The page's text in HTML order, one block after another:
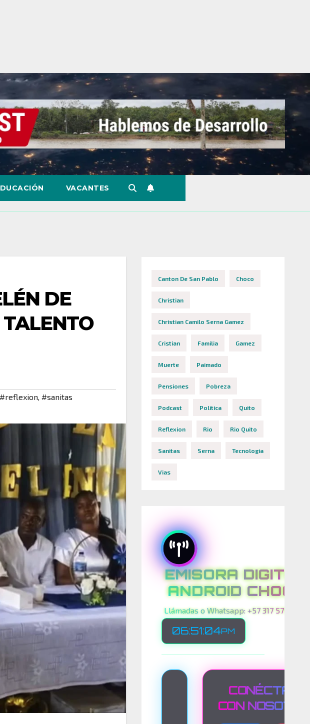
VACANTES
DE
#reflexion #sanitas
Canton De San Pablo Choco
Christian
Christian Camilo Serna Gamez
Cristian Familia Gamez
Muerte Paimado
Pensiones Pobreza
Podcast Politica Quito
Reflexion Rio Rio Quito
Sanitas Serna Tecnologia
Vias
EMISORA DIGITAL
ANDROID CHOCO
Llámadas o Whatsapp: +57 317 575 00 21
06:51:06PM
CONÉCTATE
CON